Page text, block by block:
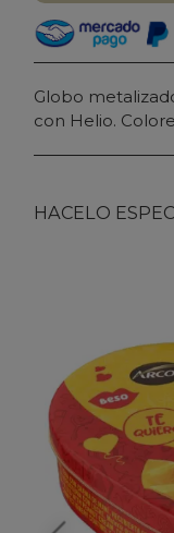
Globo
con Helio.
HACELO